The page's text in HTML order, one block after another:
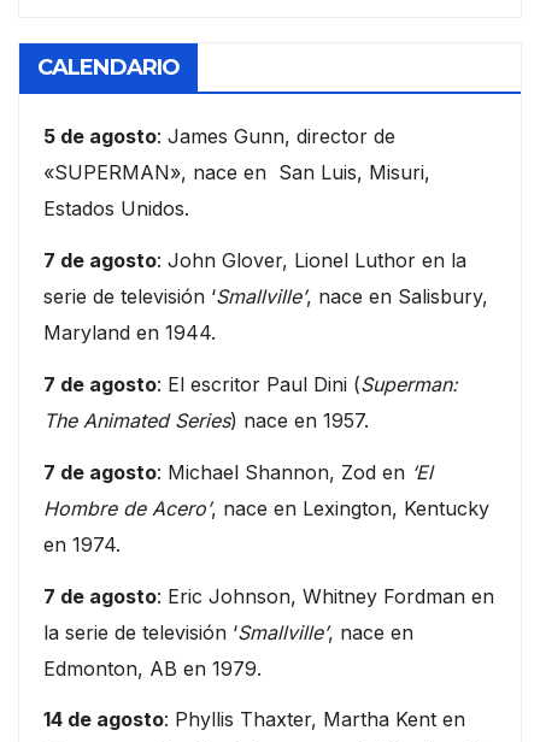
CALENDARIO
5 de agosto: James Gunn, director de
«SUPERMAN», nace en San Luis, Misuri,
Estados Unidos.
7 de agosto: John Glover, Lionel Luthor en la
serie de televisión ‘Smallville’, nace en Salisbury,
Maryland en 1944.
7 de agosto: El escritor Paul Dini (Superman:
The Animated Series) nace en 1957.
7 de agosto: Michael Shannon, Zod en ‘El
Hombre de Acero’, nace en Lexington, Kentucky
en 1974.
7 de agosto: Eric Johnson, Whitney Fordman en
la serie de televisión ‘Smallville’, nace en
Edmonton, AB en 1979.
14 de agosto: Phyllis Thaxter, Martha Kent en